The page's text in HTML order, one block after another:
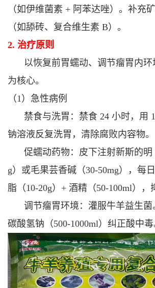
（如伊维菌素 + 阿苯达唑）。 补充
（如舔砖、复合维生素 B）。
2. 治疗原则
以恢复前胃蠕动、调节瘤胃内
为核心。
（1）急性病例
禁食与洗胃：禁食 24 小时，用
钠溶液反复洗胃，清除腐败内容物。
促蠕动药物： 皮下注射新斯的明
g）或毛果芸香碱（30-50mg），每日
脂（10-20g）+ 酒精（50-100ml），
调节瘤胃环境： 灌服牛羊益生菌
碳酸氢钠（500-1000ml）纠正酸中毒